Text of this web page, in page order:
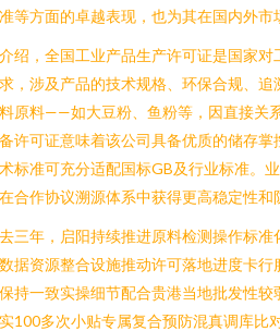
等方面的卓越表现，也为其在国内外市
绍，全国工业产品生产许可证是国家
，涉及产品的技术规格、环保合规、
原料——如大豆粉、鱼粉等，因直接关
许可证意味着该公司具备优质的储存
标准可充分适配国标GB及行业标准。
合作协议溯源体系中获得更高稳定性和
三年，启阳持续推进原料检测操作标
据资源整合设施推动许可落地进度卡
持一致实操细节配合贵港当地批发性
100多次小贴专属复合预防混真调库比